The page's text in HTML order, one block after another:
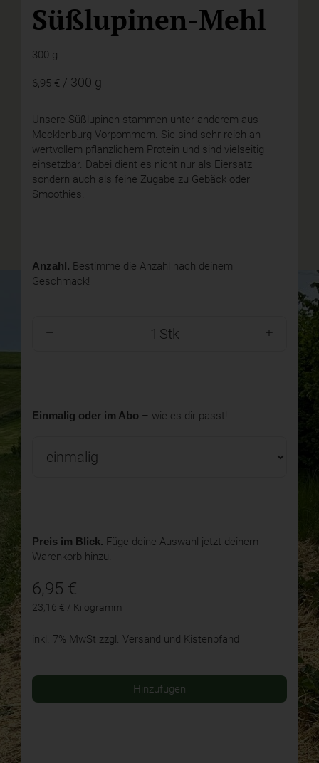
Süßlupinen-Mehl
300 g
6,95 € / 300 g
Unsere Süßlupinen stammen unter anderem aus
Mecklenburg-Vorpommern. Sie sind sehr reich an
wertvollem pflanzlichem Protein und sind vielseitig
einsetzbar. Dabei dient es nicht nur als Eiersatz,
sondern auch als feine Zugabe zu Gebäck oder
Smoothies.
Anzahl. Bestimme die Anzahl nach deinem
Geschmack!
Stk
Einmalig oder im Abo – wie es dir passt!
Preis im Blick. Füge deine Auswahl jetzt deinem
Warenkorb hinzu.
6,95 €
23,16 € / Kilogramm
inkl. 7% MwSt zzgl. Versand und Kistenpfand
Hinzufügen